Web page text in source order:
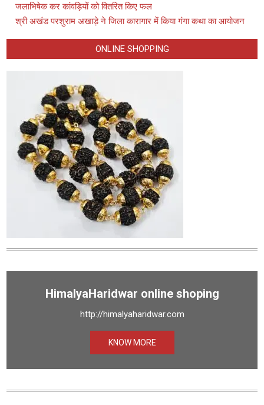
जलाभिषेक कर कांवड़ियों को वितरित किए फल
श्री अखंड परशुराम अखाड़े ने जिला कारागार में किया गंगा कथा का आयोजन
ONLINE SHOPPING
HimalyaHaridwar online shoping
http://himalyaharidwar.com
KNOW MORE